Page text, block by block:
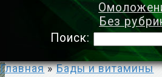
Без
Поиск:
Главная » Бады и витамины